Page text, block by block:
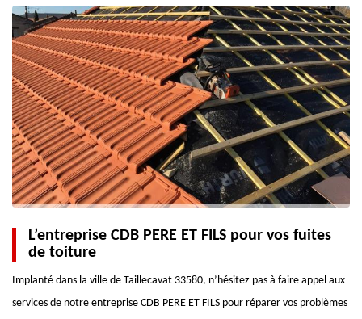
L’entreprise CDB PERE ET FILS pour vos fuites
de toiture
Implanté dans la ville de Taillecavat 33580, n’hésitez pas à faire appel aux
services de notre entreprise CDB PERE ET FILS pour réparer vos problèmes